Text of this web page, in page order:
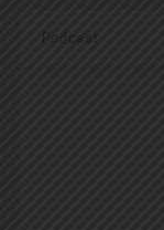
Podcast